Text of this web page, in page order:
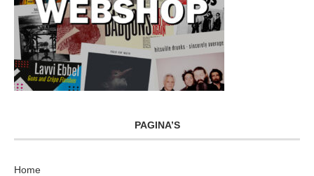
PAGINA’S
Home